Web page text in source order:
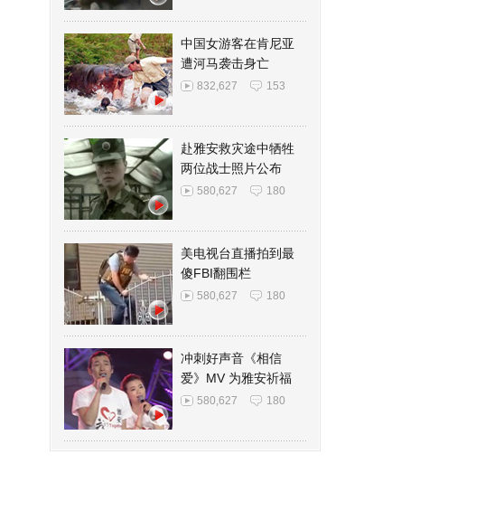
中国女游客在肯尼亚
遭河马袭击身亡
832,627 153
赴雅安救灾途中牺牲
两位战士照片公布
580,627 180
美电视台直播拍到最
傻FBI翻围栏
580,627 180
冲刺好声音《相信
爱》MV 为雅安祈福
580,627 180